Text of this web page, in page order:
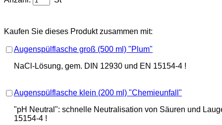
Kaufen Sie dieses Produkt zusammen mit:
Augenspülflasche groß (500 ml) "Plum"
NaCl-Lösung, gem. DIN 12930 und EN 15154-4 !
Augenspülflasche klein (200 ml) "Chemieunfall"
"pH Neutral": schnelle Neutralisation von Säuren und
15154-4 !